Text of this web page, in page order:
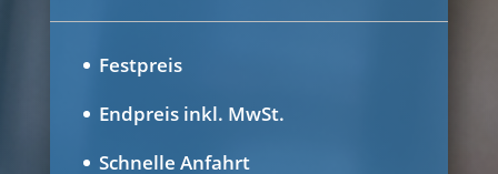
Festpreis
Endpreis inkl. MwSt.
Schnelle Anfahrt